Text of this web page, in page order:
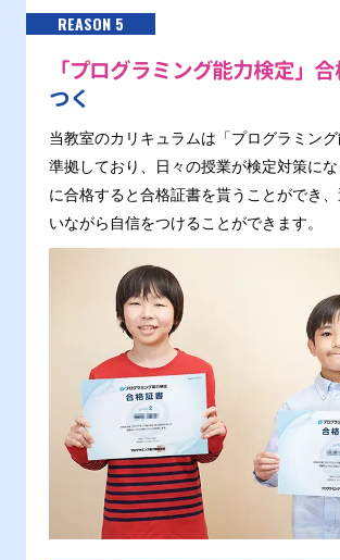
REASON 5
「プログラミング能力検定」
つく
当教室のカリキュラムは「プログラミン
準拠しており、日々の授業が検定対策に
に合格すると合格証書を貰うことができ
いながら自信をつけることができます。